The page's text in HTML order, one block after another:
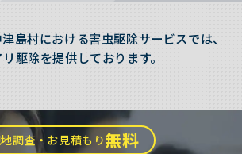
島村における害虫駆除サービスでは、
駆除を提供しております。
調査・お見積もり無料